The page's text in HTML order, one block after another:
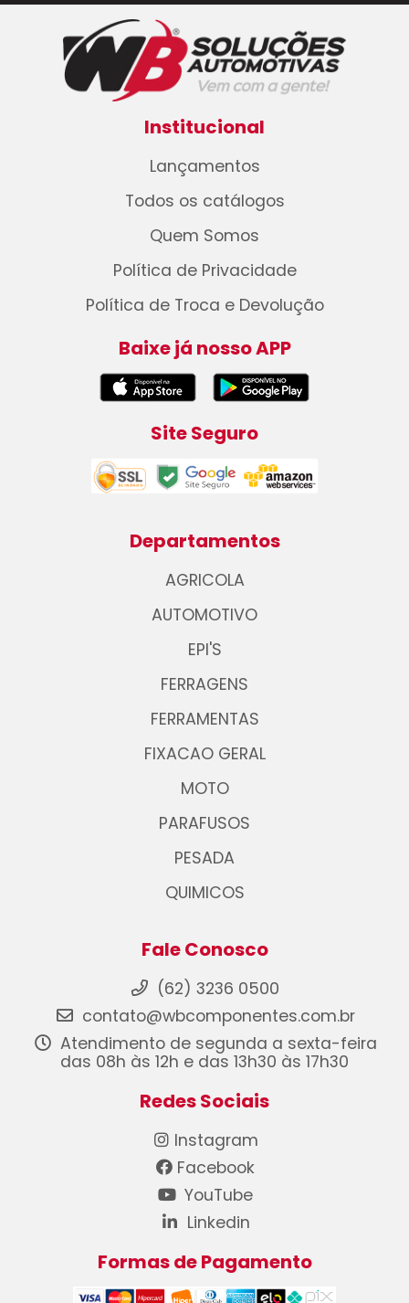
Institucional
Lançamentos
Todos os catálogos
Quem Somos
Política de Privacidade
Política de Troca e Devolução
Baixe já nosso APP
Site Seguro
Departamentos
AGRICOLA
AUTOMOTIVO
EPI'S
FERRAGENS
FERRAMENTAS
FIXACAO GERAL
MOTO
PARAFUSOS
PESADA
QUIMICOS
Fale Conosco
(62) 3236 0500
contato@wbcomponentes.com.br
Atendimento de segunda a sexta-feira
das 08h às 12h e das 13h30 às 17h30
Redes Sociais
Instagram
Facebook
YouTube
Linkedin
Formas de Pagamento